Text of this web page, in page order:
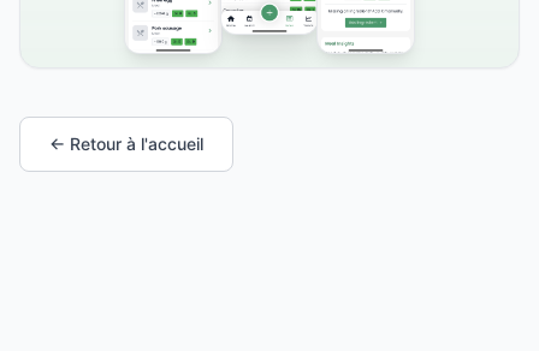
← Retour à l'accueil